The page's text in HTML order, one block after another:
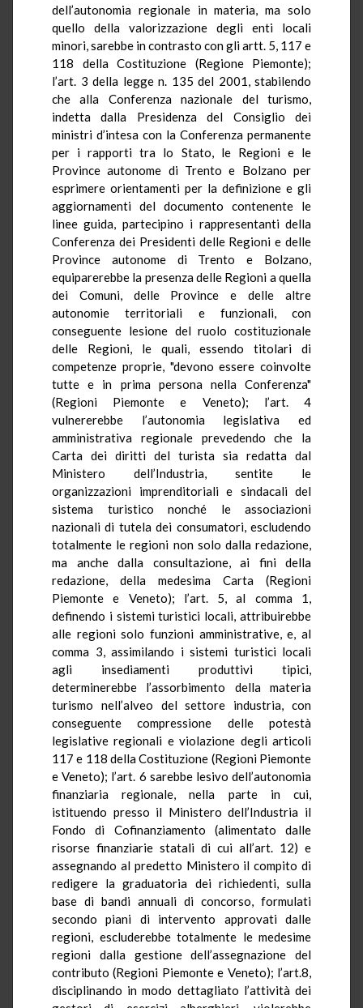
dell’autonomia regionale in materia, ma solo
quello della valorizzazione degli enti locali
minori, sarebbe in contrasto con gli artt. 5, 117 e
118 della Costituzione (Regione Piemonte);
l’art. 3 della legge n. 135 del 2001, stabilendo
che alla Conferenza nazionale del turismo,
indetta dalla Presidenza del Consiglio dei
ministri d’intesa con la Conferenza permanente
per i rapporti tra lo Stato, le Regioni e le
Province autonome di Trento e Bolzano per
esprimere orientamenti per la definizione e gli
aggiornamenti del documento contenente le
linee guida, partecipino i rappresentanti della
Conferenza dei Presidenti delle Regioni e delle
Province autonome di Trento e Bolzano,
equiparerebbe la presenza delle Regioni a quella
dei Comuni, delle Province e delle altre
autonomie territoriali e funzionali, con
conseguente lesione del ruolo costituzionale
delle Regioni, le quali, essendo titolari di
competenze proprie, "devono essere coinvolte
tutte e in prima persona nella Conferenza"
(Regioni Piemonte e Veneto); l’art. 4
vulnererebbe l’autonomia legislativa ed
amministrativa regionale prevedendo che la
Carta dei diritti del turista sia redatta dal
Ministero dell’Industria, sentite le
organizzazioni imprenditoriali e sindacali del
sistema turistico nonché le associazioni
nazionali di tutela dei consumatori, escludendo
totalmente le regioni non solo dalla redazione,
ma anche dalla consultazione, ai fini della
redazione, della medesima Carta (Regioni
Piemonte e Veneto); l’art. 5, al comma 1,
definendo i sistemi turistici locali, attribuirebbe
alle regioni solo funzioni amministrative, e, al
comma 3, assimilando i sistemi turistici locali
agli insediamenti produttivi tipici,
determinerebbe l’assorbimento della materia
turismo nell’alveo del settore industria, con
conseguente compressione delle potestà
legislative regionali e violazione degli articoli
117 e 118 della Costituzione (Regioni Piemonte
e Veneto); l’art. 6 sarebbe lesivo dell’autonomia
finanziaria regionale, nella parte in cui,
istituendo presso il Ministero dell’Industria il
Fondo di Cofinanziamento (alimentato dalle
risorse finanziarie statali di cui all’art. 12) e
assegnando al predetto Ministero il compito di
redigere la graduatoria dei richiedenti, sulla
base di bandi annuali di concorso, formulati
secondo piani di intervento approvati dalle
regioni, escluderebbe totalmente le medesime
regioni dalla gestione dell’assegnazione del
contributo (Regioni Piemonte e Veneto); l’art.8,
disciplinando in modo dettagliato l’attività dei